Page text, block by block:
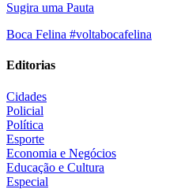
Sugira uma Pauta
Boca Felina #voltabocafelina
Editorias
Cidades
Policial
Política
Esporte
Economia e Negócios
Educação e Cultura
Especial